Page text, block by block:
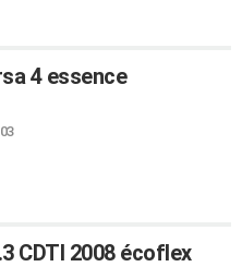
4 essence
CDTI 2008 écoflex